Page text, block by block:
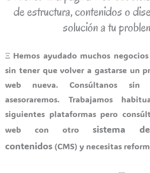
de estructura, contenidos o
solución a tu
Ξ Hemos ayudado muchos
sin tener que volver a gastarse un
web nueva. Consúltanos sin
asesoraremos. Trabajamos
siguientes plataformas pero
web con otro sistema
contenidos (CMS) y necesitas